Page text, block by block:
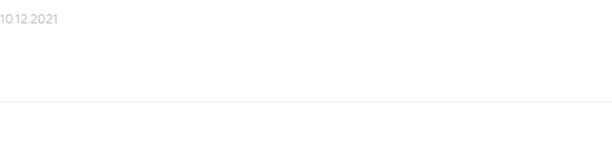
10.12.2021